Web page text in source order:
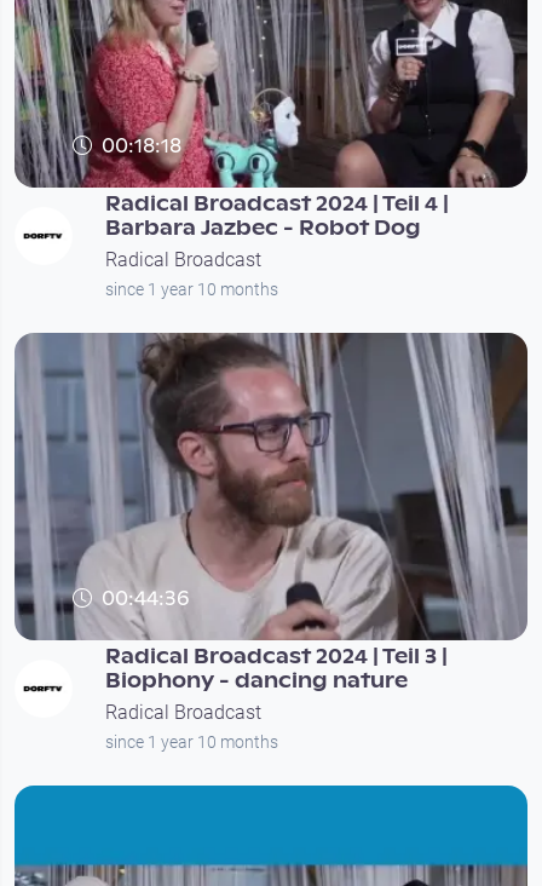
00:18:18
Radical Broadcast 2024 | Teil 4 |
Barbara Jazbec - Robot Dog
Radical Broadcast
since 1 year 10 months
00:44:36
Radical Broadcast 2024 | Teil 3 |
Biophony - dancing nature
Radical Broadcast
since 1 year 10 months